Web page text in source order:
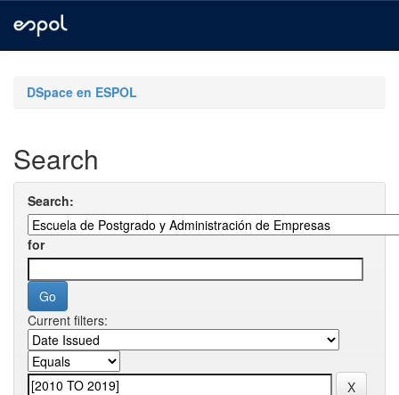
navigationDSpace en ESPOL
Search
Search:
for
Current filters: